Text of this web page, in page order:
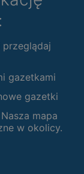
:
przeglądaj
gazetkami
gazetki
mapa
w okolicy.